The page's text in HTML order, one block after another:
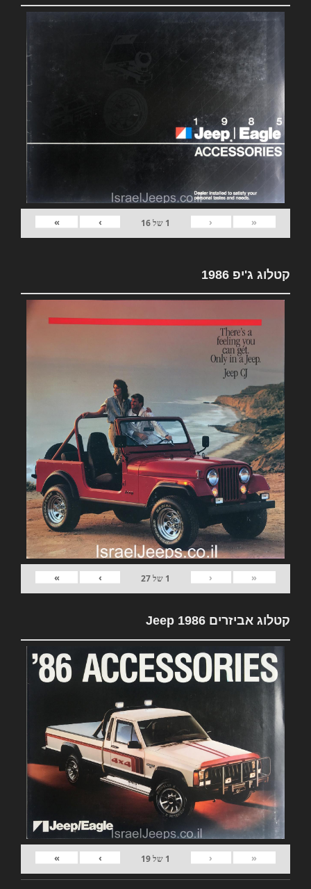
«
‹
1 של16
›
»
קטלוג ג'יפ 1986
«
‹
1 של27
›
»
קטלוג אביזרים Jeep 1986
«
‹
1 של19
›
»